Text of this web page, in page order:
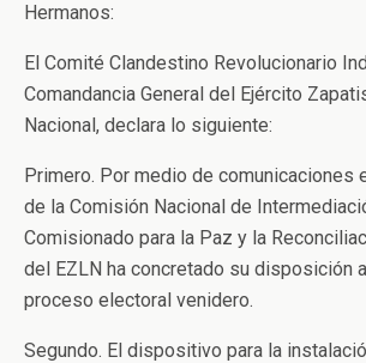
Hermanos:
El Comité Clandestino Revolucionario
Comandancia General del Ejército
Nacional, declara lo siguiente:
Primero. Por medio de comunicaciones
de la Comisión Nacional de
Comisionado para la Paz y la
del EZLN ha concretado su disposición
proceso electoral venidero.
Segundo. El dispositivo para la